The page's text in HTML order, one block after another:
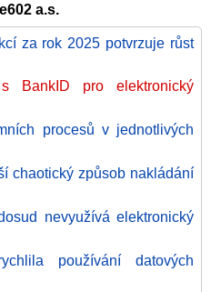
a.s.
za rok 2025 potvrzuje růst
BankID pro elektronický
procesů v jednotlivých
chaotický způsob nakládání
nevyužívá elektronický
používání datových